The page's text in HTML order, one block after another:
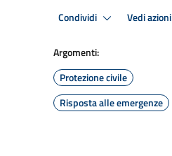
Condividi Vedi azioni
Argomenti:
Protezione civile
Risposta alle emergenze